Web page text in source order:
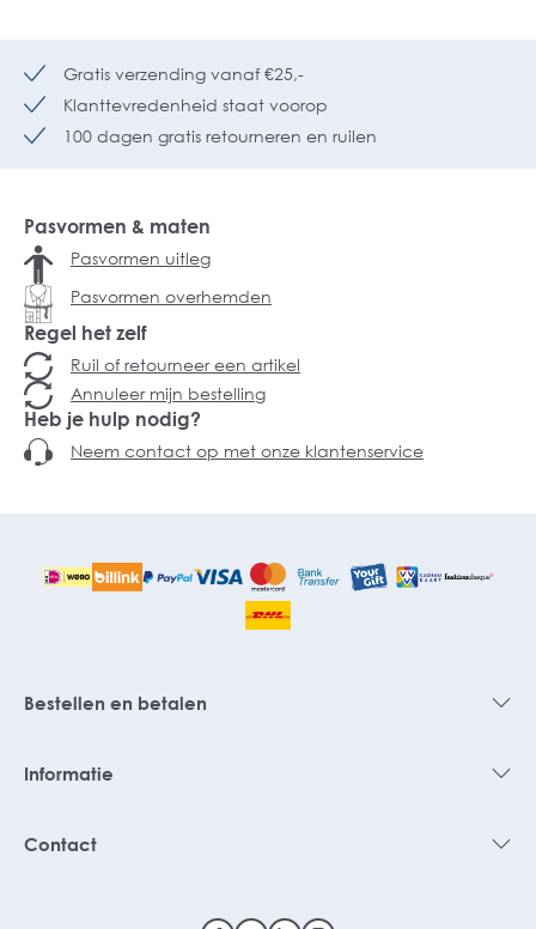
Gratis verzending vanaf €25,-
Klanttevredenheid staat voorop
100 dagen gratis retourneren en ruilen
Pasvormen & maten
Pasvormen uitleg
Pasvormen overhemden
Regel het zelf
Ruil of retourneer een artikel
Annuleer mijn bestelling
Heb je hulp nodig?
Neem contact op met onze klantenservice
Bestellen en betalen
Informatie
Contact